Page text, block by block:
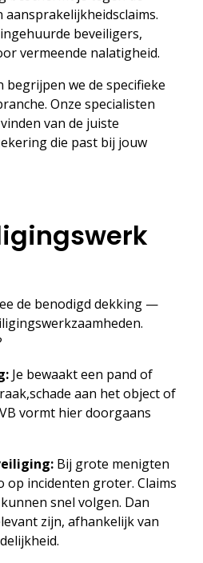
beveiligers,
vermeende nalatigheid.
begrijpen we de specifieke
Onze specialisten
van de juiste
die past bij jouw
de benodigd dekking —
Je bewaakt een pand of
aan het object of
vormt hier doorgaans
Bij grote menigten
op incidenten groter. Claims
snel volgen. Dan
zijn, afhankelijk van